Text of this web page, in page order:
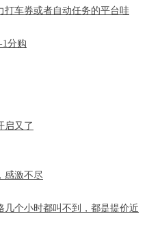
打车券或者自动任务的平台哇
1分购
启又了
感激不尽
几个小时都叫不到，都是提价近